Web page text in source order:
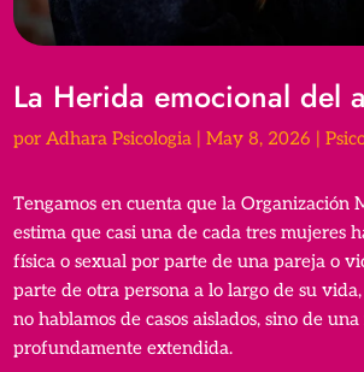
La Herida emocional del
porAdhara Psicologia |May 8, 2026 |
Tengamos en cuenta que la Organización
estima que casi una de cada tres mujeres
física o sexual por parte de una pareja o
parte de otra persona a lo largo de su
no hablamos de casos aislados, sino de
profundamente extendida.